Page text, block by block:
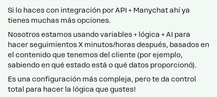
Si lo haces con integración por API + Manychat ahí ya
tienes muchas más opciones.
Nosotros estamos usando variables + lógica + AI para
hacer seguimientos X minutos/horas después, basados en
el contenido que tenemos del cliente (por ejemplo,
sabiendo en qué estado está o qué datos proporcionó).
Es una configuración más compleja, pero te da control
total para hacer la lógica que gustes!